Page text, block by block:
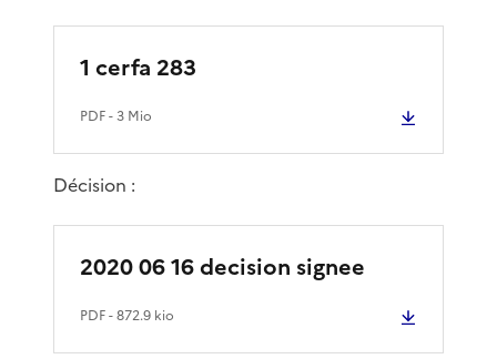
1 cerfa 283
PDF- 3 Mio
Décision :
2020 06 16 decision signee
PDF- 872.9 kio